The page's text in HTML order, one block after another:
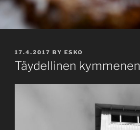
POSTED
ON
17.4.2017 BY ESKO
Täydellinen kymmenen